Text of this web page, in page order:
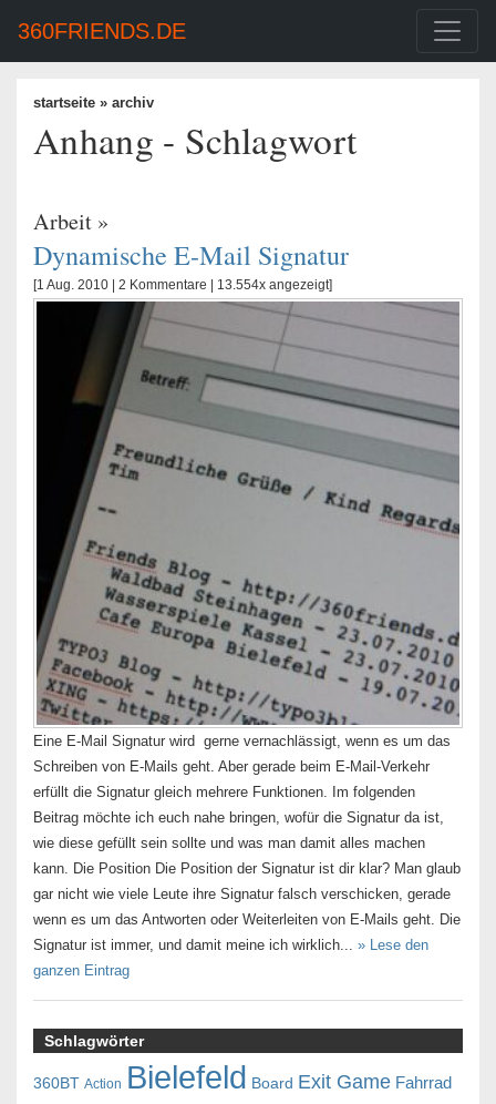
360FRIENDS.DE
startseite » archiv
Anhang - Schlagwort
Arbeit »
Dynamische E-Mail Signatur
[1 Aug. 2010 | 2 Kommentare | 13.554x angezeigt]
Eine E-Mail Signatur wird gerne vernachlässigt, wenn es um das
Schreiben von E-Mails geht. Aber gerade beim E-Mail-Verkehr
erfüllt die Signatur gleich mehrere Funktionen. Im folgenden
Beitrag möchte ich euch nahe bringen, wofür die Signatur da ist,
wie diese gefüllt sein sollte und was man damit alles machen
kann. Die Position Die Position der Signatur ist dir klar? Man glaub
gar nicht wie viele Leute ihre Signatur falsch verschicken, gerade
wenn es um das Antworten oder Weiterleiten von E-Mails geht. Die
Signatur ist immer, und damit meine ich wirklich... » Lese den
ganzen Eintrag
Schlagwörter
360BT Action Bielefeld Board Exit Game Fahrrad